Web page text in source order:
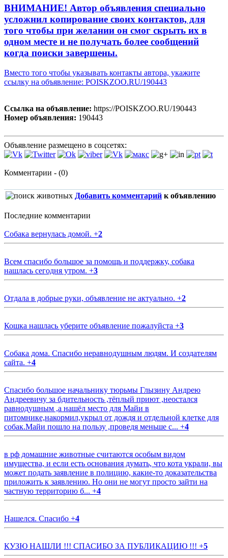
ВНИМАНИЕ! Автор объявления специально
усложнил копирование своих контактов, для
того чтобы при желании он смог скрыть их в
одном месте и не получать более сообщений
когда поиски завершены.
Вместо того чтобы указывать контакты автора, укажите
ссылку на объявление: POISKZOO.RU/190443
Ссылка на объявление: https://POISKZOO.RU/190443
Номер объявления: 190443
Объявление размещено в соцсетях:
Комментарии - (0)
Добавить комментарий к объявлению
Последние комментарии
Собака вернулась домой. +2
Всем спасибо большое за помощь и поддержку, собака
нашлась сегодня утром. +3
Отдала в добрые руки, объявление не актуально. +2
Кошка нашлась уберите объявление пожалуйста +3
Собака дома. Спасибо неравнодушным людям. И создателям
сайта. +4
Спасибо большое начальнику тюрьмы Глызину Андрею
Андреевичу за бдительность ,тёплый приют ,неостался
равнодушным ,а нашёл место для Майи в
питомнике,накормил,укрыл от дождя и отдельной клетке для
собак.Майи пошло на пользу ,проведя меньше с... +4
в рф домашние животные считаются особым видом
имущества, и если есть основания думать, что кота украли, вы
может подать заявление в полицию, какие-то доказательства
приложить к заявлению. Но они не могут просто зайти на
частную территорию б... +4
Нашелся. Спасибо +4
КУЗЮ НАШЛИ !!! СПАСИБО ЗА ПУБЛИКАЦИЮ !!! +5